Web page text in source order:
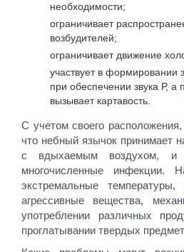
необходимости;
ограничивает
возбудителей;
ограничивает движение
участвует в формировании
при обеспечении звука Р, а
вызывает картавость.
С учетом своего
что небный язычок принимает
с вдыхаемым воздухом, и
многочисленные инфекции.
экстремальные
агрессивные вещества,
употреблении различных
проглатывании твердых